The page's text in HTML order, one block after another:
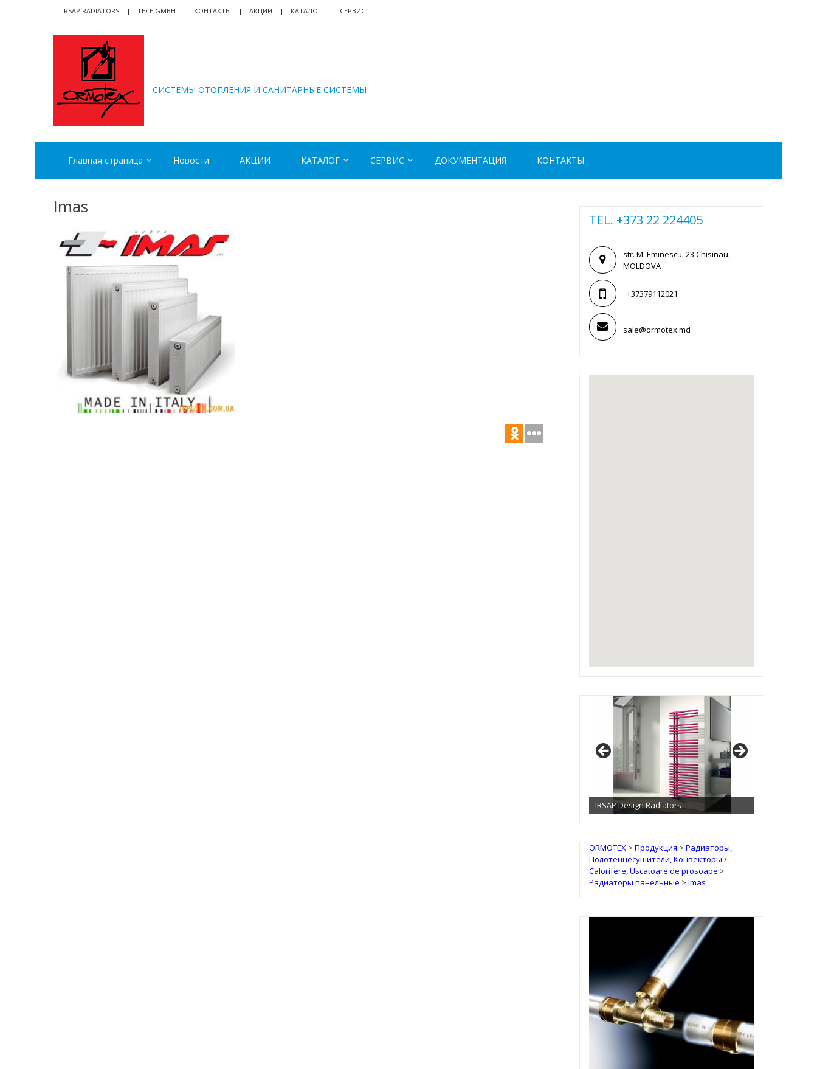
navigation
content
IRSAP RADIATORS TECE GMBH КОНТАКТЫ АКЦИИ КАТАЛОГ СЕРВИС
CИСТЕМЫ ОТОПЛЕНИЯ И САНИТАРНЫЕ СИСТЕМЫ
Главная страница Новости АКЦИИ КАТАЛОГ СЕРВИС ДОКУМЕНТАЦИЯ КОНТАКТЫ
Imas
TEL. +373 22 224405
str. M. Eminescu, 23 Chisinau,
MOLDOVA
+37379112021
sale@ormotex.md
IRSAP Design Radiators
ORMOTEX> Продукция > Радиаторы,
Полотенцесушители, Конвекторы /
Calorifere, Uscatoare de prosoape >
Радиаторы панельные > Imas